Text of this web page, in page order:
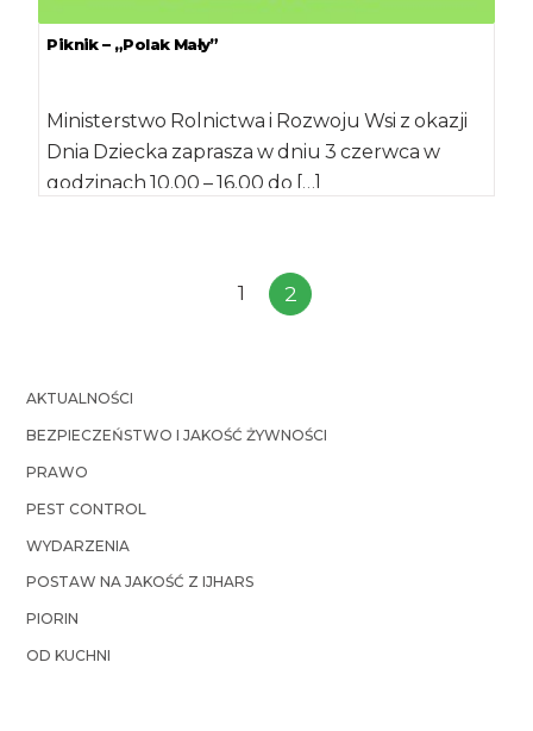
Piknik – „Polak Mały”
Ministerstwo Rolnictwa i Rozwoju Wsi z okazji
Dnia Dziecka zaprasza w dniu 3 czerwca w
godzinach 10.00 – 16.00 do […]
1 2
AKTUALNOŚCI
BEZPIECZEŃSTWO I JAKOŚĆ ŻYWNOŚCI
PRAWO
PEST CONTROL
WYDARZENIA
POSTAW NA JAKOŚĆ Z IJHARS
PIORIN
OD KUCHNI